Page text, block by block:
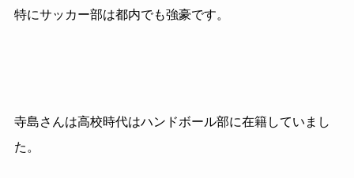
特にサッカー部は都内でも強豪です。
寺島さんは高校時代はハンドボール部に在籍していまし
た。